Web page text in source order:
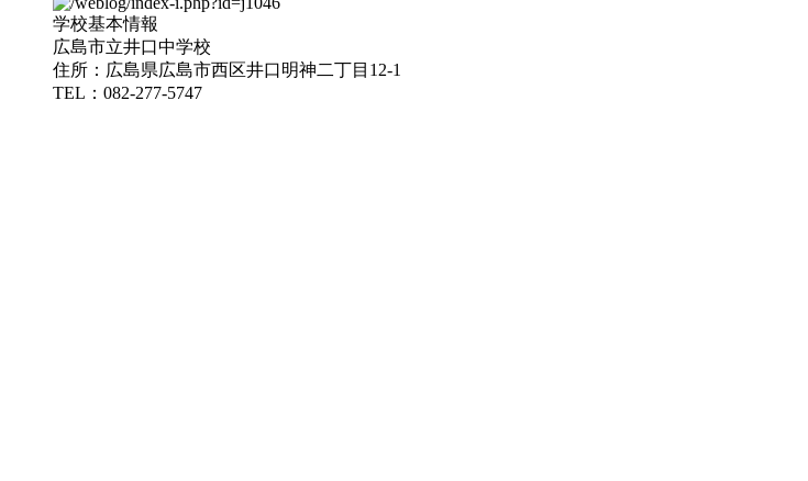
学校基本情報
広島市立井口中学校
住所：広島県広島市西区井口明神二丁目12-1
TEL：082-277-5747